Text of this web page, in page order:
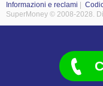
Informazioni e reclami
SuperMoney © 2008-2028.